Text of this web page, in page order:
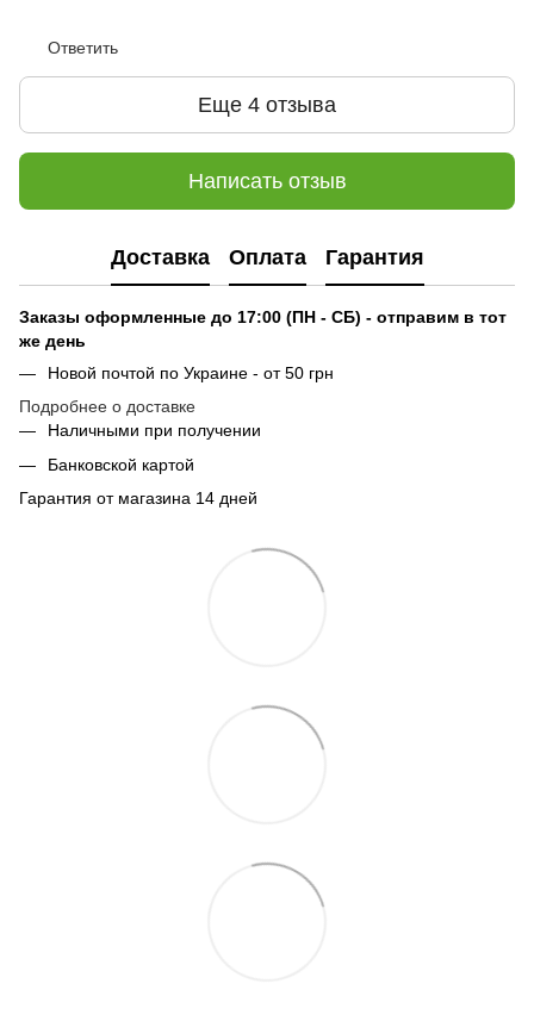
Ответить
Еще 4 отзыва
Написать отзыв
Доставка Оплата Гарантия
Заказы оформленные до 17:00 (ПН - СБ) - отправим в тот
же день
Новой почтой по Украине - от 50 грн
Подробнее о доставке
Наличными при получении
Банковской картой
Гарантия от магазина 14 дней